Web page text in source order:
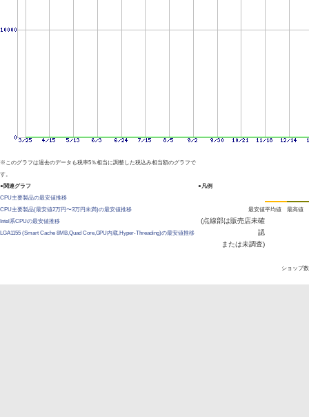
※このグラフは過去のデータも税率5％相当に調整した税込み相当額のグラフで
す。
●関連グラフ
CPU主要製品の最安値推移
CPU主要製品(最安値2万円〜3万円未満)の最安値推移
Intel系CPUの最安値推移
LGA1155 (Smart Cache 8MB,Quad Core,GPU内蔵,Hyper-Threading)の最安値推移
●凡例
最安値
(点線部は販売店未確
認
または未調査)
平均値 最高値
ショップ数